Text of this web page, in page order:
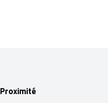
Proximité